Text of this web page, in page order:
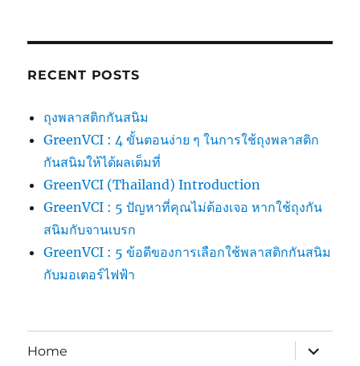
RECENT POSTS
ถุงพลาสติกกันสนิม
GreenVCI : 4 ขั้นตอนง่าย ๆ ในการใช้ถุงพลาสติก
กันสนิมให้ได้ผลเต็มที่
GreenVCI (Thailand) Introduction
GreenVCI : 5 ปัญหาที่คุณไม่ต้องเจอ หากใช้ถุงกัน
สนิมกับจานเบรก
GreenVCI : 5 ข้อดีของการเลือกใช้พลาสติกกันสนิม
กับมอเตอร์ไฟฟ้า
Home
expand
child